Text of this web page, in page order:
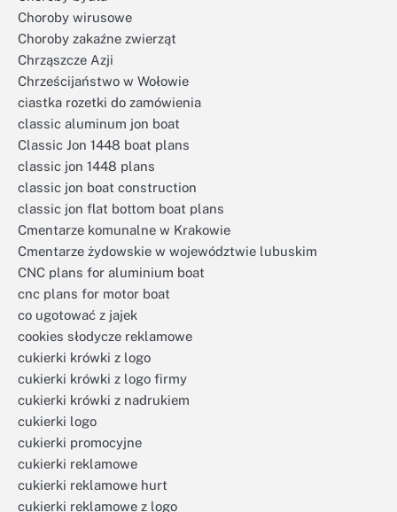
Choroby wirusowe
Choroby zakaźne zwierząt
Chrząszcze Azji
Chrześcijaństwo w Wołowie
ciastka rozetki do zamówienia
classic aluminum jon boat
Classic Jon 1448 boat plans
classic jon 1448 plans
classic jon boat construction
classic jon flat bottom boat plans
Cmentarze komunalne w Krakowie
Cmentarze żydowskie w województwie lubuskim
CNC plans for aluminium boat
cnc plans for motor boat
co ugotować z jajek
cookies słodycze reklamowe
cukierki krówki z logo
cukierki krówki z logo firmy
cukierki krówki z nadrukiem
cukierki logo
cukierki promocyjne
cukierki reklamowe
cukierki reklamowe hurt
cukierki reklamowe z logo